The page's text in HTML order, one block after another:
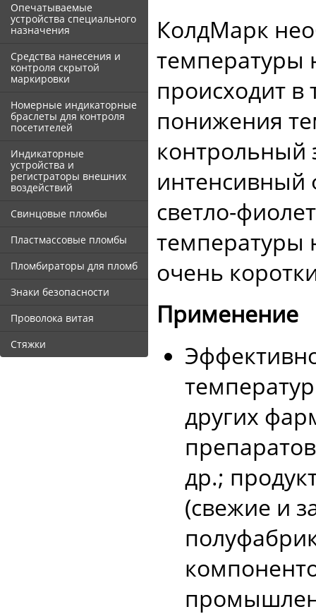
Опечатываемые
устройства специального
назначения
Средства нанесения и
контроля скрытой
маркировки
Номерные индикаторные
браслеты для контроля
посетителей
Индикаторные
устройства и
регистраторы внешних
воздействий
Свинцовые пломбы
Пластмассовые пломбы
Пломбираторы для пломб
Знаки безопасности
Проволока витая
Стяжки
КолдМарк
происходит в
понижения
контрольный
интенсивный
светло-
температуры
очень
Применение
других
др.;
(свежие и